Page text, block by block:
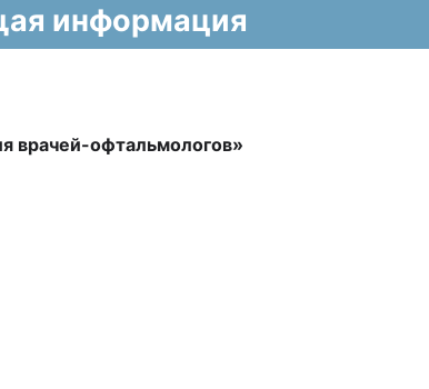
информация
врачей-офтальмологов»